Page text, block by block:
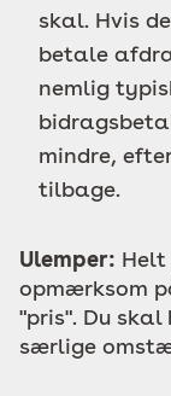
skal. Hvis
betale
nemlig
mindre,
tilbage.
Ulemper:
opmærksom
"pris". Du
særlige